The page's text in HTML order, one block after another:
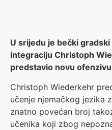
U srijedu je bečki
integraciju Christoph
predstavio novu
Christoph Wiederkehr
učenje njemačkog jezika
znatno povećan broj
učenika koji zbog